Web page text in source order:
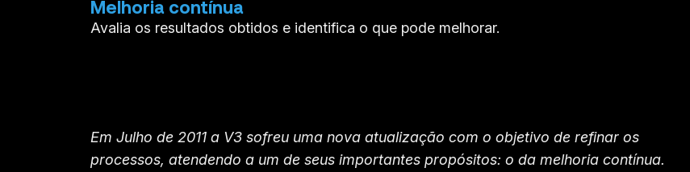
Melhoria contínua
Avalia os resultados obtidos e identifica o que pode melhorar.
Em Julho de 2011 a V3 sofreu uma nova atualização com o objetivo de refinar os
processos, atendendo a um de seus importantes propósitos: o da melhoria contínua.